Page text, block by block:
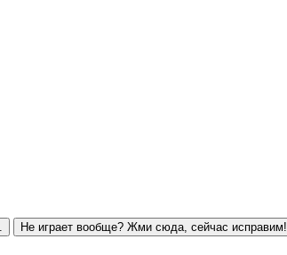
Не играет вообще? Жми сюда, сейчас исправим!